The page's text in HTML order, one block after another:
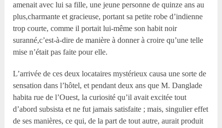
amenait avec lui sa fille, une jeune personne de quinze ans au
plus,charmante et gracieuse, portant sa petite robe d’indienne
trop courte, comme il portait lui-même son habit noir
suranné,c’est-à-dire de manière à donner à croire qu’une telle
mise n’était pas faite pour elle.
L’arrivée de ces deux locataires mystérieux causa une sorte de
sensation dans l’hôtel, et pendant deux ans que M. Danglade
habita rue de l’Ouest, la curiosité qu’il avait excitée tout
d’abord subsista et ne fut jamais satisfaite ; mais, singulier effet
de ses manières, ce qui, de la part de tout autre, aurait produit